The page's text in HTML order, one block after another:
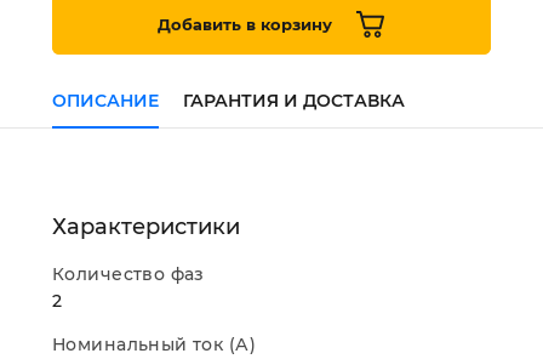
Добавить в корзину
ОПИСАНИЕ ГАРАНТИЯ И ДОСТАВКА
Характеристики
Количество фаз
2
Номинальный ток (А)